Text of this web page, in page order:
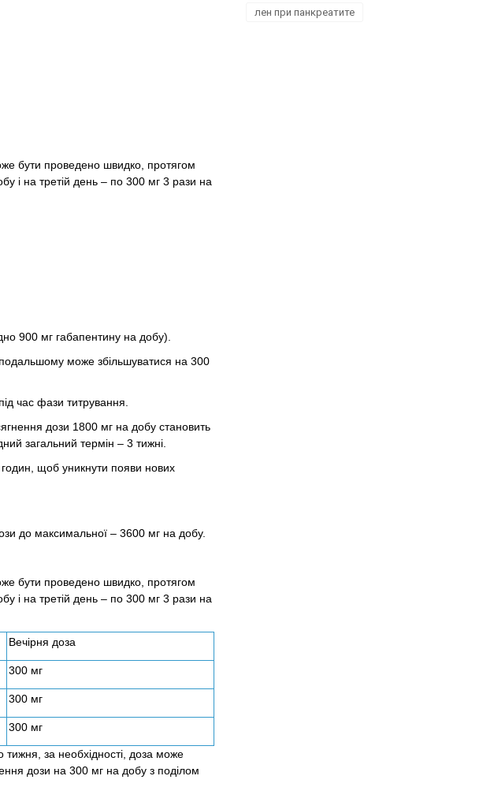
бути проведено швидко, протягом
і на третій день – по 300 мг 3 рази на
900 мг габапентину на добу).
подальшому може збільшуватися на 300
час фази титрування.
дози 1800 мг на добу становить
загальний термін – 3 тижні.
щоб уникнути появи нових
до максимальної – 3600 мг на добу.
бути проведено швидко, протягом
і на третій день – по 300 мг 3 рази на
Вечірня доза
300 мг
300 мг
300 мг
тижня, за необхідності, доза може
дози на 300 мг на добу з поділом
лен при панкреатите